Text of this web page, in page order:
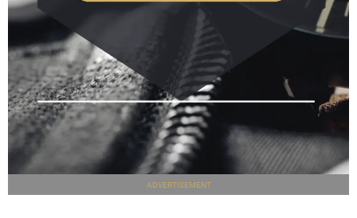
ADVERTISEMENT